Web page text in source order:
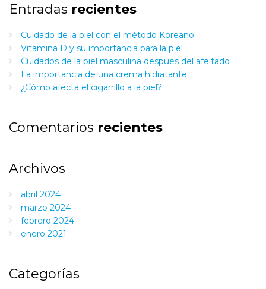
Entradas recientes
Cuidado de la piel con el método Koreano
Vitamina D y su importancia para la piel
Cuidados de la piel masculina después del afeitado
La importancia de una crema hidratante
¿Cómo afecta el cigarrillo a la piel?
Comentarios recientes
Archivos
abril 2024
marzo 2024
febrero 2024
enero 2021
Categorías